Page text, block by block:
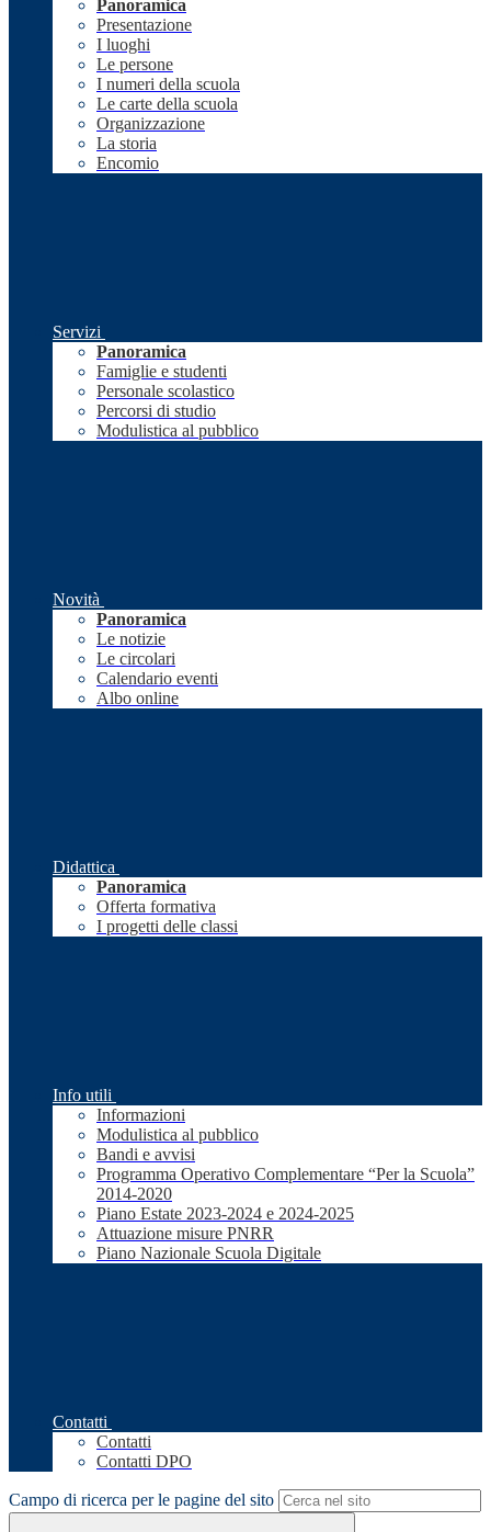
Panoramica
Presentazione
I luoghi
Le persone
I numeri della scuola
Le carte della scuola
Organizzazione
La storia
Encomio
Servizi
Panoramica
Famiglie e studenti
Personale scolastico
Percorsi di studio
Modulistica al pubblico
Novità
Panoramica
Le notizie
Le circolari
Calendario eventi
Albo online
Didattica
Panoramica
Offerta formativa
I progetti delle classi
Info utili
Informazioni
Modulistica al pubblico
Bandi e avvisi
Programma Operativo Complementare “Per la Scuola”
2014-2020
Piano Estate 2023-2024 e 2024-2025
Attuazione misure PNRR
Piano Nazionale Scuola Digitale
Contatti
Contatti
Contatti DPO
Campo di ricerca per le pagine del sito